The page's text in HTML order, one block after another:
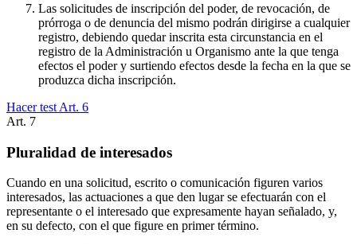
Las solicitudes de inscripción del poder, de revocación, de
prórroga o de denuncia del mismo podrán dirigirse a cualquier
registro, debiendo quedar inscrita esta circunstancia en el
registro de la Administración u Organismo ante la que tenga
efectos el poder y surtiendo efectos desde la fecha en la que se
produzca dicha inscripción.
Hacer test Art. 6
Art. 7
Pluralidad de interesados
Cuando en una solicitud, escrito o comunicación figuren varios
interesados, las actuaciones a que den lugar se efectuarán con el
representante o el interesado que expresamente hayan señalado, y,
en su defecto, con el que figure en primer término.